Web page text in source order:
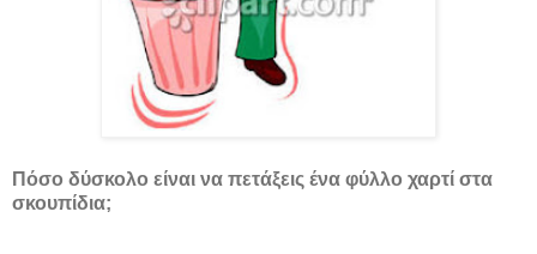
Πόσο δύσκολο είναι να πετάξεις ένα φύλλο χαρτί στα
σκουπίδια;